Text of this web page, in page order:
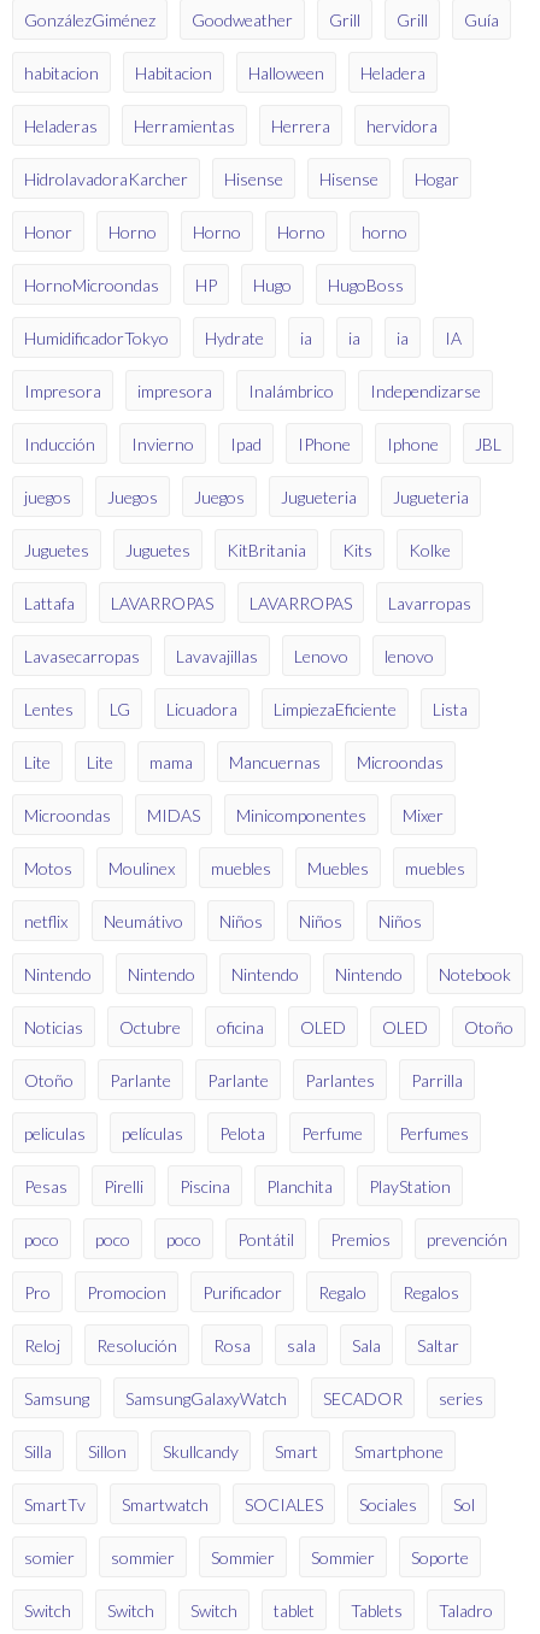
GonzálezGiménez Goodweather Grill Grill Guía
habitacion Habitacion Halloween Heladera
Heladeras Herramientas Herrera hervidora
HidrolavadoraKarcher Hisense Hisense Hogar
Honor Horno Horno Horno horno
HornoMicroondas HP Hugo HugoBoss
HumidificadorTokyo Hydrate ia ia ia IA
Impresora impresora Inalámbrico Independizarse
Inducción Invierno Ipad IPhone Iphone JBL
juegos Juegos Juegos Jugueteria Jugueteria
Juguetes Juguetes KitBritania Kits Kolke
Lattafa LAVARROPAS LAVARROPAS Lavarropas
Lavasecarropas Lavavajillas Lenovo lenovo
Lentes LG Licuadora LimpiezaEficiente Lista
Lite Lite mama Mancuernas Microondas
Microondas MIDAS Minicomponentes Mixer
Motos Moulinex muebles Muebles muebles
netflix Neumátivo Niños Niños Niños
Nintendo Nintendo Nintendo Nintendo Notebook
Noticias Octubre oficina OLED OLED Otoño
Otoño Parlante Parlante Parlantes Parrilla
peliculas películas Pelota Perfume Perfumes
Pesas Pirelli Piscina Planchita PlayStation
poco poco poco Pontátil Premios prevención
Pro Promocion Purificador Regalo Regalos
Reloj Resolución Rosa sala Sala Saltar
Samsung SamsungGalaxyWatch SECADOR series
Silla Sillon Skullcandy Smart Smartphone
SmartTv Smartwatch SOCIALES Sociales Sol
somier sommier Sommier Sommier Soporte
Switch Switch Switch tablet Tablets Taladro